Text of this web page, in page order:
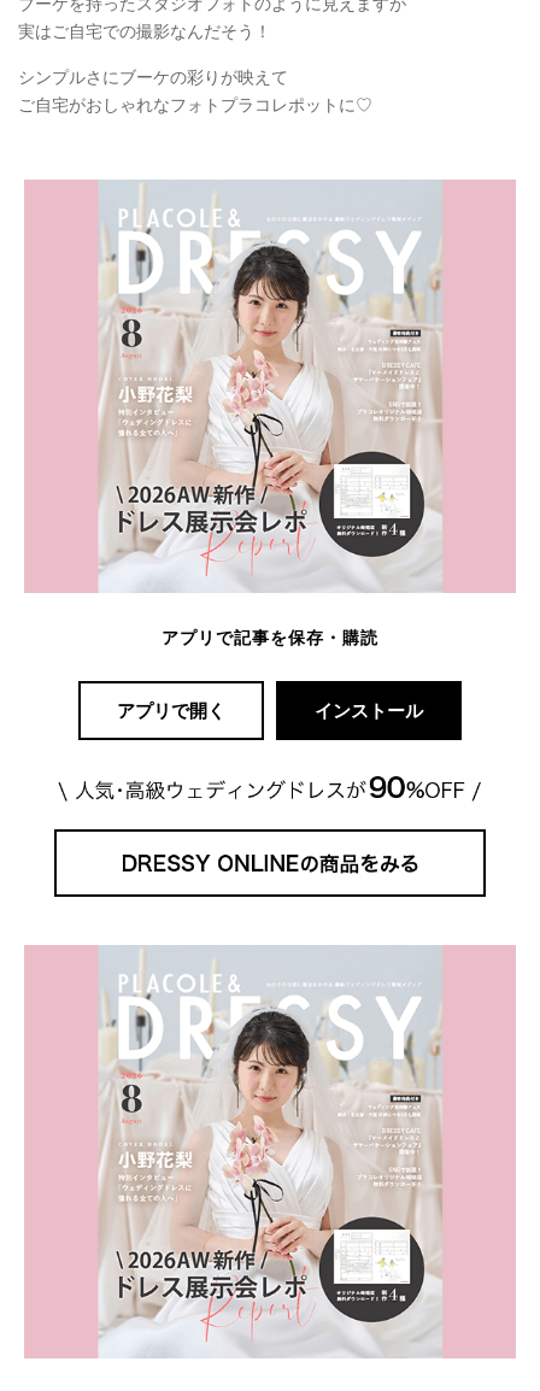
実はご自宅での撮影なんだそう！
シンプルさにブーケの彩りが映えて
ご自宅がおしゃれなフォトプラコレポットに♡
アプリで記事を保存・購読
アプリで開く インストール